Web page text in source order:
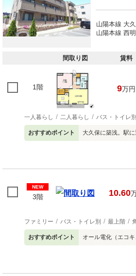
山陽本線 大
山陽本線 西
間取り図 賃料
1階 9万円
一人暮らし 二人暮らし バス・トイレ別
おすすめポイント 大久保に築浅。駅に
NEW
3階 10.60
ファミリー バス・トイレ別 最上階
おすすめポイント オール電化（エコ